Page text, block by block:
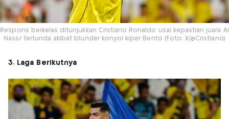
Respons berkelas ditunjukkan Cristiano Ronaldo usai kepastian juara Al
Nassr tertunda akibat blunder konyol kiper Bento (Foto: X/@Cristiano)
3. Laga Berikutnya